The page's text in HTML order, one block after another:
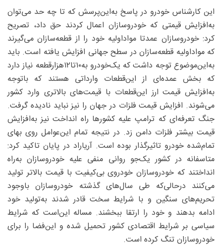
این کارشناس خودرو در پاسخ به‌این‌پرسش که تا چه حد می‌توان
به‌افزایش قیمتی که خودروسازان اعمال کردند حق داد، تصریح
کرد: خودروسازان عمدتا مواداولیه خود را از قطعه‌سازان می‌گیرند
که مواداولیه قطعه‌سازان در سطح جهانی افزایش یافته است. باید
به‌این‌موضوع توجه داشت که یک‌خودرو به‌۱۰تا۱۲‌هزارقطعه نیاز دارد
که بخش عمده‌ای از این‌قطعات وارداتی هستند که باتوجه
به‌افزایش قیمت ارز این‌قطعات با قیمت‌های بالاتری وارد کشور
می‌شوند. افزایش قیمت فلزات در جهان را نیز نباید نادیده گرفت.
جنگ تعرفه‌ای که ترامپ علیه کشورها راه انداخت نیز به‌افزایش
قیمت‌ بیشتر فلزات دامن زد. در نتیجه تمام این‌عوامل روی بهای
تمام‌شده خودرو تاثیرگذار بوده است. آریاراد در پایان تاکید کرد:
متاسفانه در کشور یک‌جو روانی منفی علیه خودروسازان به‌راه
انداختند که خودروسازان خودروی بی‌کیفیت با قیمت بالاتر تولید
می‌کنند درحالی‌که طی سال‌های گذشته خودروسازان باوجود
تحریم‌های سنگین و با شرایط سخت قادر شدند به‌تولید خود
ادامه بدهند و خود را ارتقا ببخشند. مساله این‌است که شرایط
سیاسی بر شرایط اقتصادی کشور تحمیل شده و این‌فضا را برای
خودروسازان تنگ کرده است.